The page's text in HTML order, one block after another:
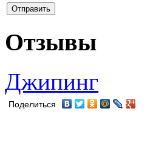
Отзывы
Джипинг
Поделиться